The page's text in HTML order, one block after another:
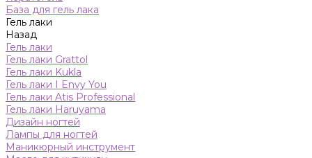
База для гель лака
Гель лаки
Назад
Гель лаки
Гель лаки Grattol
Гель лаки Kukla
Гель лаки I Envy You
Гель лаки Atis Professional
Гель лаки Haruyama
Дизайн ногтей
Лампы для ногтей
Маникюрный инструмент